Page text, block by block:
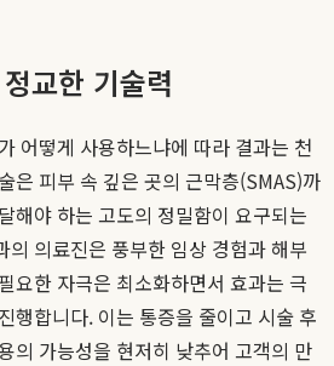
교한 기술력
어떻게 사용하느냐에 따라 결과는 천
은 피부 속 깊은 곳의 근막층(SMAS)까
해야 하는 고도의 정밀함이 요구되는
의 의료진은 풍부한 임상 경험과 해부
요한 자극은 최소화하면서 효과는 극
행합니다. 이는 통증을 줄이고 시술 후
의 가능성을 현저히 낮추어 고객의 만